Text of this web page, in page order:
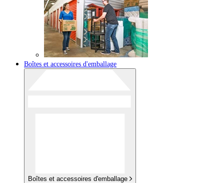
Boîtes et accessoires d'emballage
Boîtes et accessoires d'emballage